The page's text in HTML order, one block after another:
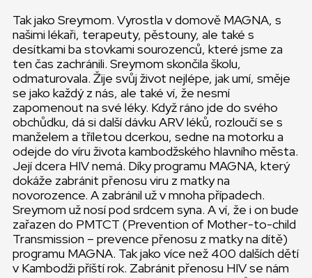
Tak jako Sreymom. Vyrostla v domově MAGNA, s
našimi lékaři, terapeuty, pěstouny, ale také s
desítkami ba stovkami sourozenců, které jsme za
ten čas zachránili. Sreymom skončila školu,
odmaturovala. Žije svůj život nejlépe, jak umí, směje
se jako každý z nás, ale také ví, že nesmí
zapomenout na své léky. Když ráno jde do svého
obchůdku, dá si další dávku ARV léků, rozloučí se s
manželem a tříletou dcerkou, sedne na motorku a
odejde do víru života kambodžského hlavního města.
Její dcera HIV nemá. Díky programu MAGNA, který
dokáže zabránit přenosu viru z matky na
novorozence. A zabránil už v mnoha případech.
Sreymom už nosí pod srdcem syna. A ví, že i on bude
zařazen do PMTCT (Prevention of Mother-to-child
Transmission – prevence přenosu z matky na dítě)
programu MAGNA. Tak jako více než 400 dalších dětí
v Kambodži příští rok. Zabránit přenosu HIV se nám